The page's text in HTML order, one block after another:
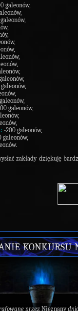
galeonów,
galeonów,
galeonów,
-200 galeonów,
galeonów,
zakłady dziękuję
konkursu
przez Nieznany